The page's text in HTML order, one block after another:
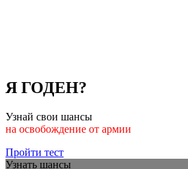
Я ГОДЕН?
Узнай свои шансы
на освобождение от армии
Пройти тест
Узнать шансы